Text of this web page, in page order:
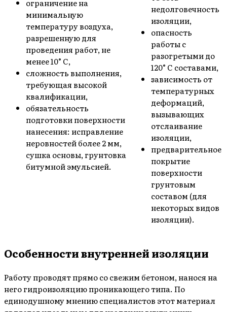
ограничение на
минимальную
температуру воздуха,
разрешенную для
проведения работ, не
менее 10° С,
сложность выполнения,
требующая высокой
квалификации,
обязательность
подготовки поверхности
нанесения: исправление
неровностей более 2 мм,
сушка основы, грунтовка
битумной эмульсией.
недолговечность
изоляции,
опасность
работы с
разогретыми до
120° С составами,
зависимость от
температурных
деформаций,
вызывающих
отслаивание
изоляции,
предварительное
покрытие
поверхности
грунтовым
составом (для
некоторых видов
изоляции).
Особенности внутренней изоляции
Работу проводят прямо со свежим бетоном, нанося на
него гидроизоляцию проникающего типа. По
единодушному мнению специалистов этот материал